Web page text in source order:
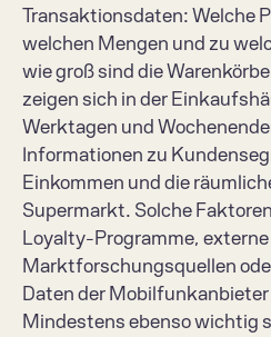
Transaktionsdaten: Welche
welchen Mengen und zu
wie groß sind die
zeigen sich in der
Werktagen und
Informationen zu
Einkommen und die
Supermarkt. Solche
Loyalty-Programme, externe
Marktforschungsquellen
Daten der
Mindestens ebenso wichtig